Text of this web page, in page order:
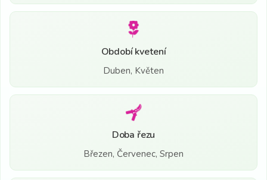
Období kvetení
Duben, Květen
Doba řezu
Březen, Červenec, Srpen